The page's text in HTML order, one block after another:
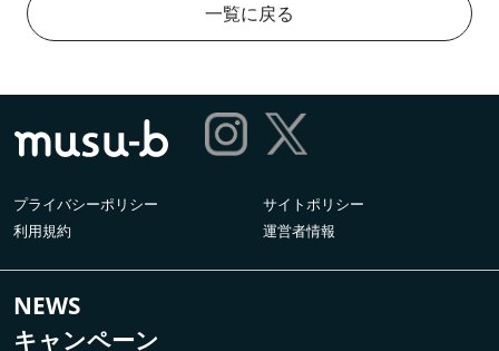
一覧に戻る
プライバシーポリシー
サイトポリシー
利用規約
運営者情報
NEWS
キャンペーン